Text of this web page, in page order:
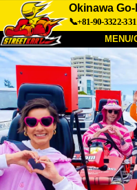
Okinawa
📞+81-90-3322-
Chi Siamo
Accesso
Azienda
Tokyo Shinagawa